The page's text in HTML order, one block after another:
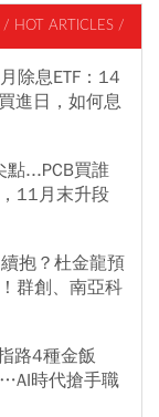
/ HOT ARTICLES /
除息ETF：14
進日，如何息
點...PCB買誰
11月末升段
抱？杜金龍預
群創、南亞科
路4種金飯
時代搶手職